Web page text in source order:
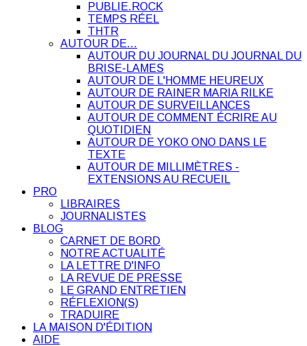
PUBLIE.ROCK
TEMPS RÉEL
THTR
AUTOUR DE…
AUTOUR DU JOURNAL DU JOURNAL DU
BRISE-LAMES
AUTOUR DE L'HOMME HEUREUX
AUTOUR DE RAINER MARIA RILKE
AUTOUR DE SURVEILLANCES
AUTOUR DE COMMENT ÉCRIRE AU
QUOTIDIEN
AUTOUR DE YOKO ONO DANS LE
TEXTE
AUTOUR DE MILLIMÈTRES -
EXTENSIONS AU RECUEIL
PRO
LIBRAIRES
JOURNALISTES
BLOG
CARNET DE BORD
NOTRE ACTUALITÉ
LA LETTRE D'INFO
LA REVUE DE PRESSE
LE GRAND ENTRETIEN
RÉFLEXION(S)
TRADUIRE
LA MAISON D'ÉDITION
AIDE